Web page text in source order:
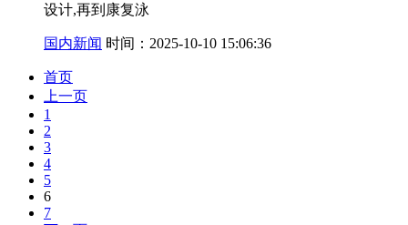
设计,再到康复泳
国内新闻 时间：2025-10-10 15:06:36
首页
上一页
1
2
3
4
5
6
7